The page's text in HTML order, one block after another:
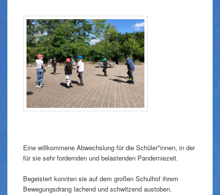
Eine willkommene Abwechslung für die Schüler*innen, in der
für sie sehr fordernden und belastenden Pandemiezeit.
Begeistert konnten sie auf dem großen Schulhof ihrem
Bewegungsdrang lachend und schwitzend austoben.